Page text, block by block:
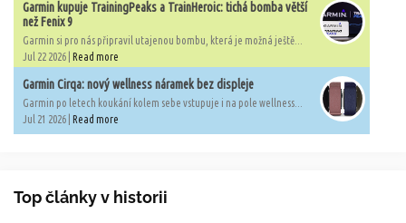
Garmin kupuje TrainingPeaks a TrainHeroic: tichá bomba větší
než Fenix 9
Garmin si pro nás připravil utajenou bombu, která je možná ještě...
Jul 22 2026 | Read more
Garmin Cirqa: nový wellness náramek bez displeje
Garmin po letech koukání kolem sebe vstupuje i na pole wellness...
Jul 21 2026 | Read more
Top články v historii